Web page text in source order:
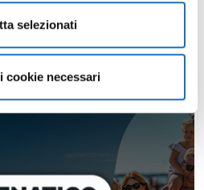
selezionati
cookie necessari